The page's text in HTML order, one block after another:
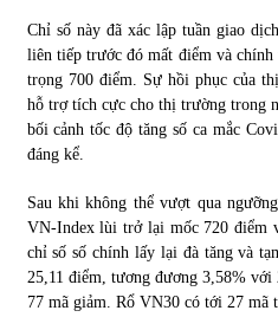
Phân tích giá tiền
vốn hóa
09/11/2021
13/10/2021
Chỉ số này đã xác lập tuần giao
liên tiếp trước đó mất điểm và
trọng 700 điểm. Sự hồi phục của
hỗ trợ tích cực cho thị trường trong
bối cảnh tốc độ tăng số ca mắc
đáng kể.
Sau khi không thể vượt qua
VN-Index lùi trở lại mốc 720 điểm
chỉ số số chính lấy lại đà tăng và
25,11 điểm, tương đương 3,58% với
77 mã giảm. Rổ VN30 có tới 27 mã